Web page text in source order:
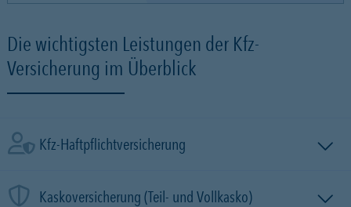
Die wichtigsten Leistungen der Kfz-
Versicherung im Überblick
Kfz-Haftpflichtversicherung
Kaskoversicherung (Teil- und Vollkasko)